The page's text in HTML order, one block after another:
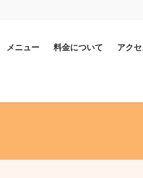
メニュー 料金について アク